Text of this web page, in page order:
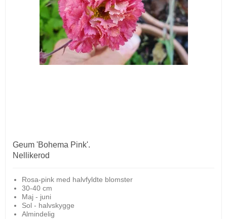
Geum 'Bohema Pink'.
Nellikerod
Rosa-pink med halvfyldte blomster
30-40 cm
Maj - juni
Sol - halvskygge
Almindelig